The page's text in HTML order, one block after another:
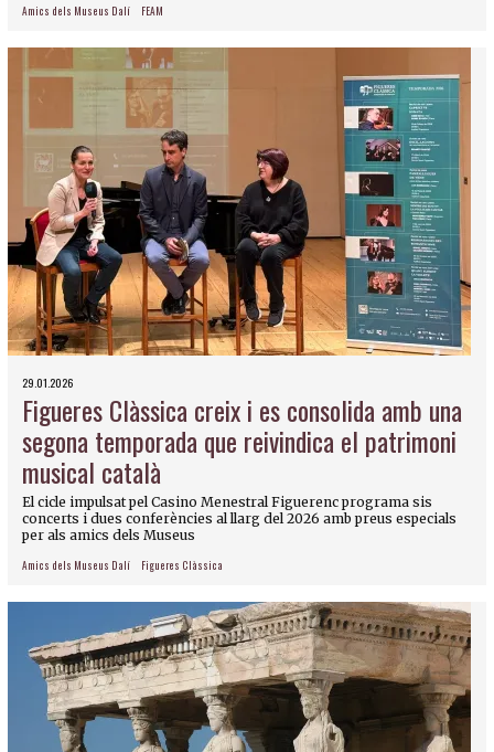
Amics dels Museus Dalí FEAM
29.01.2026
Figueres Clàssica creix i es consolida amb una
segona temporada que reivindica el patrimoni
musical català
El cicle impulsat pel Casino Menestral Figuerenc programa sis
concerts i dues conferències al llarg del 2026 amb preus especials
per als amics dels Museus
Amics dels Museus Dalí Figueres Clàssica